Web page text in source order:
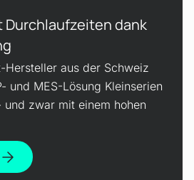
dank
Hersteller aus der Schweiz
und MES-Lösung Kleinserien
und zwar mit einem hohen